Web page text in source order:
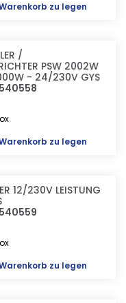
zu legen
/
PSW 2002W
- 24/230V GYS
zu legen
12/230V LEISTUNG
zu legen